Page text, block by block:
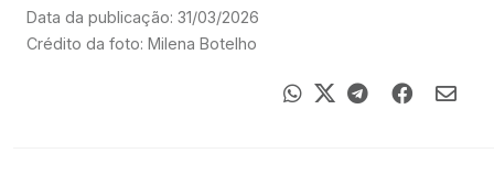
Data da publicação: 31/03/2026
Crédito da foto: Milena Botelho